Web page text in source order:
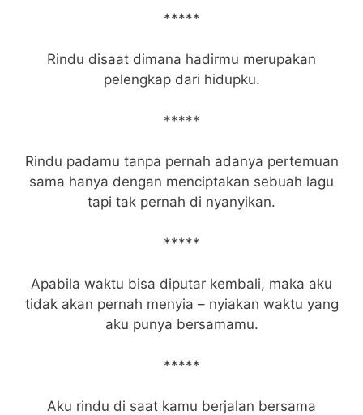
*****
Rindu disaat dimana hadirmu merupakan
pelengkap dari hidupku.
*****
Rindu padamu tanpa pernah adanya pertemuan
sama hanya dengan menciptakan sebuah lagu
tapi tak pernah di nyanyikan.
*****
Apabila waktu bisa diputar kembali, maka aku
tidak akan pernah menyia – nyiakan waktu yang
aku punya bersamamu.
*****
Aku rindu di saat kamu berjalan bersama